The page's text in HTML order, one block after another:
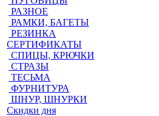
РАЗНОЕ
РАМКИ, БАГЕТЫ
РЕЗИНКА
СЕРТИФИКАТЫ
СПИЦЫ, КРЮЧКИ
СТРАЗЫ
ТЕСЬМА
ФУРНИТУРА
ШНУР, ШНУРКИ
Скидки дня